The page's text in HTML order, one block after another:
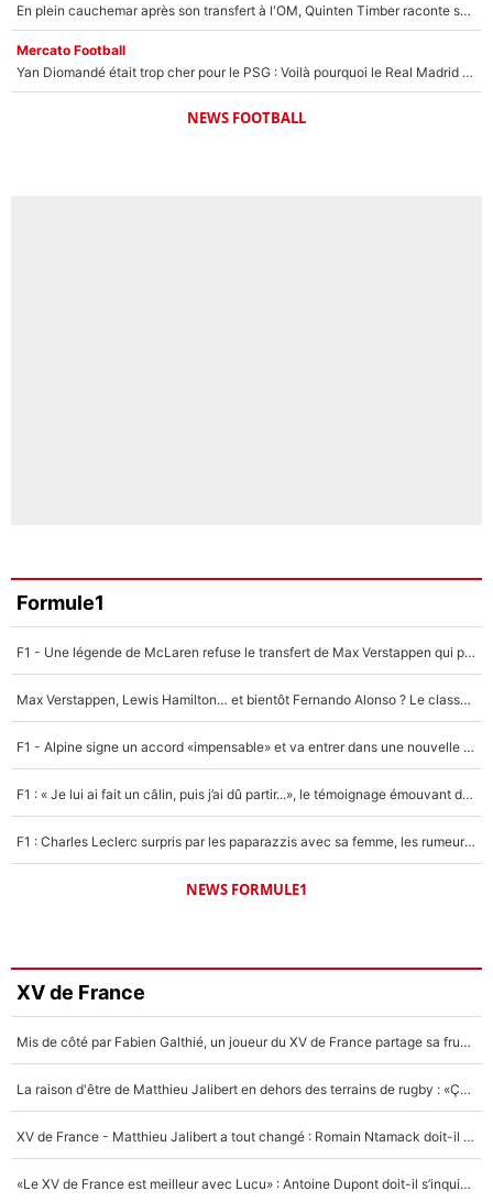
En plein cauchemar après son transfert à l'OM, Quinten Timber raconte ses doutes après sa signature à Marseille
Mercato Football
Yan Diomandé était trop cher pour le PSG : Voilà pourquoi le Real Madrid a accepté de payer la somme record de 140M€ pour boucler son transfert !
NEWS FOOTBALL
Formule1
F1 - Une légende de McLaren refuse le transfert de Max Verstappen qui pourrait «faire des vagues» et plomber l'ambiance dans l'équipe
Max Verstappen, Lewis Hamilton… et bientôt Fernando Alonso ? Le classement des pilotes les mieux payés en Formule 1 risque de changer !
F1 - Alpine signe un accord «impensable» et va entrer dans une nouvelle dimension : Grande nouvelle pour Pierre Gasly !
F1 : « Je lui ai fait un câlin, puis j’ai dû partir...», le témoignage émouvant de Max Verstappen sur sa fille
F1 : Charles Leclerc surpris par les paparazzis avec sa femme, les rumeurs étaient vraies !
NEWS FORMULE1
XV de France
Mis de côté par Fabien Galthié, un joueur du XV de France partage sa frustration : «ils ne me l’ont pas dit tout de suite»
La raison d'être de Matthieu Jalibert en dehors des terrains de rugby : «Ça m'atteint autant que si tu touches à un membre de ma famille»
XV de France - Matthieu Jalibert a tout changé : Romain Ntamack doit-il s’inquiéter pour sa place à un an de la Coupe du monde ?
«Le XV de France est meilleur avec Lucu» : Antoine Dupont doit-il s’inquiéter pour sa place ?